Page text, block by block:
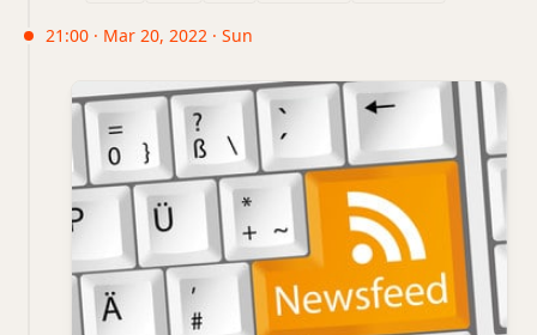
21:00 · Mar 20, 2022 · Sun